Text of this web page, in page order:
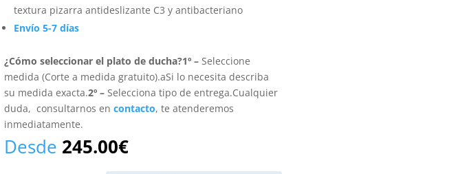
textura pizarra antideslizante C3 y antibacteriano
Envío 5-7 días
¿Cómo seleccionar el plato de ducha?1º – Seleccione
medida (Corte a medida gratuito).aSi lo necesita describa
su medida exacta.2º – Selecciona tipo de entrega.Cualquier
duda, consultarnos encontacto, te atenderemos
inmediatamente.
Desde 245.00€